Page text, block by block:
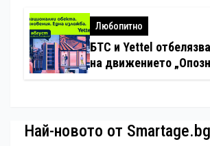
хотелиерството
Любопитно
БТС и Yettel
на движението
Най-новото от Smartage.bg